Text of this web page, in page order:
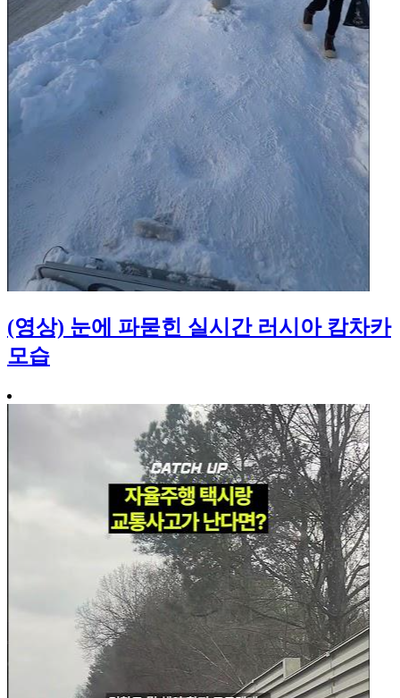
(영상) 눈에 파묻힌 실시간 러시아 캄차카
모습